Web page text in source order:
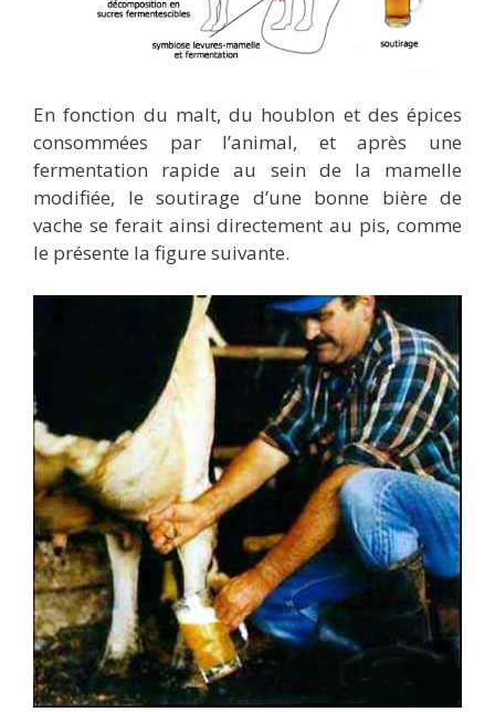
En fonction du malt, du houblon et des épices
consommées par l’animal, et après une
fermentation rapide au sein de la mamelle
modifiée, le soutirage d’une bonne bière de
vache se ferait ainsi directement au pis, comme
le présente la figure suivante.